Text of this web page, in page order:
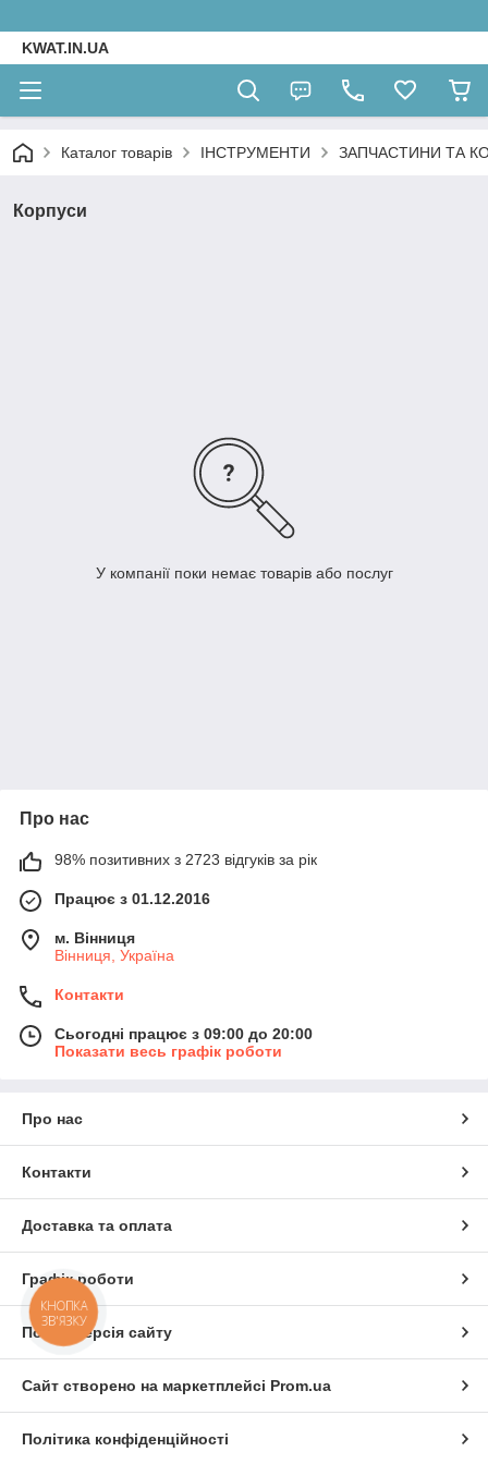
KWAT.IN.UA
Каталог товарів ІНСТРУМЕНТИ ЗАПЧАСТИНИ ТА
Корпуси
У компанії поки немає товарів або послуг
Про нас
98% позитивних з 2723 відгуків за рік
Працює з 01.12.2016
м. Вінниця
Вінниця, Україна
Контакти
Сьогодні працює з 09:00 до 20:00
Показати весь графік роботи
Про нас
Контакти
Доставка та оплата
Графік роботи
Повна версія сайту
Сайт створено на маркетплейсі Prom.ua
Політика конфіденційності
КНОПКА
ЗВ'ЯЗКУ